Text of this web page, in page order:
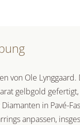
von Ole
gelbgold
in Pavé-
anpassen,